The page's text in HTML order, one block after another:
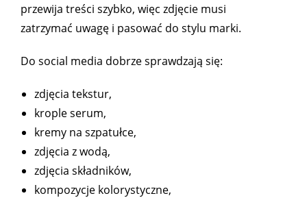
przewija treści szybko, więc zdjęcie musi
zatrzymać uwagę i pasować do stylu marki.
Do social media dobrze sprawdzają się:
zdjęcia tekstur,
krople serum,
kremy na szpatułce,
zdjęcia z wodą,
zdjęcia składników,
kompozycje kolorystyczne,